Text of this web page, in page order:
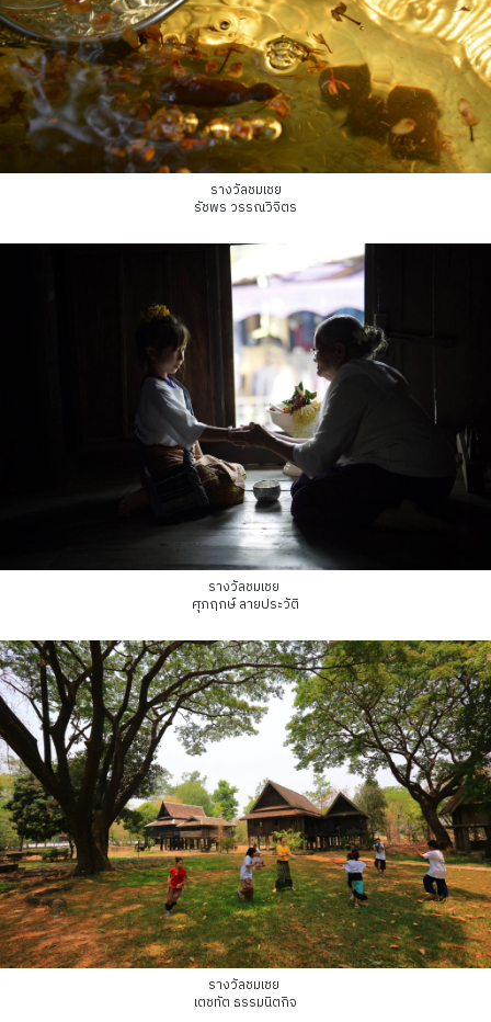
รางวัลชมเชย
รัชพร วรรณวิจิตร
รางวัลชมเชย
ศุภฤกษ์ ลายประวัติ
รางวัลชมเชย
เตชทัต ธรรมนิตกิจ